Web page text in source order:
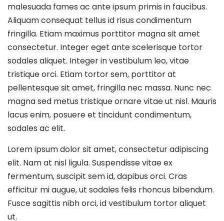
malesuada fames ac ante ipsum primis in faucibus.
Aliquam consequat tellus id risus condimentum
fringilla. Etiam maximus porttitor magna sit amet
consectetur. Integer eget ante scelerisque tortor
sodales aliquet. Integer in vestibulum leo, vitae
tristique orci. Etiam tortor sem, porttitor at
pellentesque sit amet, fringilla nec massa. Nunc nec
magna sed metus tristique ornare vitae ut nisl. Mauris
lacus enim, posuere et tincidunt condimentum,
sodales ac elit.
Lorem ipsum dolor sit amet, consectetur adipiscing
elit. Nam at nisl ligula. Suspendisse vitae ex
fermentum, suscipit sem id, dapibus orci. Cras
efficitur mi augue, ut sodales felis rhoncus bibendum.
Fusce sagittis nibh orci, id vestibulum tortor aliquet
ut.